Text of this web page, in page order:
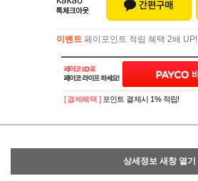
이벤트 페이포인트 적립 혜택 2배 UP!
이벤트페이포인트 적립 혜택 2배 UP!
[ 결제혜택 ] 포인트 결제시 1% 적립!
상세정보 새창 열기